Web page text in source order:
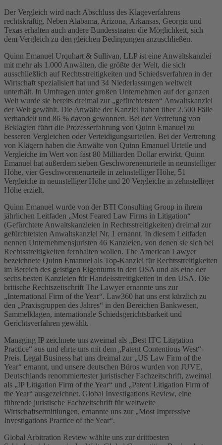
Der Vergleich wird nach Abschluss des Klageverfahrens
rechtskräftig. Neben Alabama, Arizona, Arkansas, Georgia und
Texas erhalten auch andere Bundesstaaten die Möglichkeit, sich
dem Vergleich zu den gleichen Bedingungen anzuschließen.
Quinn Emanuel Urquhart & Sullivan, LLP ist eine Anwaltskanzlei
mit mehr als 1.000 Anwälten, die größte der Welt, die sich
ausschließlich auf Rechtsstreitigkeiten und Schiedsverfahren in der
Wirtschaft spezialisiert hat und 34 Niederlassungen weltweit
unterhält. In Umfragen unter großen Unternehmen auf der ganzen
Welt wurde sie bereits dreimal zur „gefürchtetsten“ Anwaltskanzlei
der Welt gewählt. Die Anwälte der Kanzlei haben über 2.500 Fälle
verhandelt und 86 % davon gewonnen. Bei der Vertretung von
Beklagten führt die Prozesserfahrung von Quinn Emanuel zu
besseren Vergleichen oder Verteidigungsurteilen. Bei der Vertretung
von Klägern haben die Anwälte von Quinn Emanuel Urteile und
Vergleiche im Wert von fast 80 Milliarden Dollar erwirkt. Quinn
Emanuel hat außerdem sieben Geschworenenurteile in neunstelliger
Höhe, vier Geschworenenurteile in zehnstelliger Höhe, 51
Vergleiche in neunstelliger Höhe und 20 Vergleiche in zehnstelliger
Höhe erzielt.
Quinn Emanuel wurde von der BTI Consulting Group in ihrem
jährlichen Leitfaden „Most Feared Law Firms in Litigation“
(Gefürchtete Anwaltskanzleien in Rechtsstreitigkeiten) dreimal zur
gefürchtetsten Anwaltskanzlei Nr. 1 ernannt. In diesem Leitfaden
nennen Unternehmensjuristen 46 Kanzleien, von denen sie sich bei
Rechtsstreitigkeiten fernhalten wollen. The American Lawyer
bezeichnete Quinn Emanuel als Top-Kanzlei für Rechtsstreitigkeiten
im Bereich des geistigen Eigentums in den USA und als eine der
sechs besten Kanzleien für Handelsstreitigkeiten in den USA. Die
britische Rechtszeitschrift The Lawyer ernannte uns zur
„International Firm of the Year“. Law360 hat uns erst kürzlich zu
den „Praxisgruppen des Jahres“ in den Bereichen Bankwesen,
Sammelklagen, internationale Schiedsgerichtsbarkeit und
Gerichtsverfahren gewählt.
Managing IP zeichnete uns zweimal als „Best ITC Litigation
Practice“ aus und ehrte uns mit dem „Patent Contentious West“-
Preis. Legal Business hat uns dreimal zur „US Law Firm of the
Year“ ernannt, und unsere deutschen Büros wurden von JUVE,
Deutschlands renommiertester juristischer Fachzeitschrift, zweimal
als „IP Litigation Firm of the Year“ und „Patent Litigation Firm of
the Year“ ausgezeichnet. Global Investigations Review, eine
führende juristische Fachzeitschrift für weltweite
Wirtschaftsermittlungen, ernannte uns zur „Most Impressive
Investigations Practice of the Year“.
Global Arbitration Review wählte uns zur drittbesten